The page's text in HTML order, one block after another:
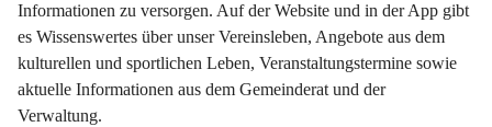
Informationen zu versorgen. Auf der Website und in der App gibt
es Wissenswertes über unser Vereinsleben, Angebote aus dem
kulturellen und sportlichen Leben, Veranstaltungstermine sowie
aktuelle Informationen aus dem Gemeinderat und der
Verwaltung.